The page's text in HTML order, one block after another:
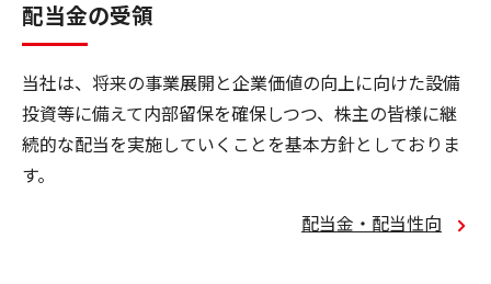
配当金の受領
当社は、将来の事業展開と企業価値の向上に向けた設備
投資等に備えて内部留保を確保しつつ、株主の皆様に継
続的な配当を実施していくことを基本方針としておりま
す。
配当金・配当性向